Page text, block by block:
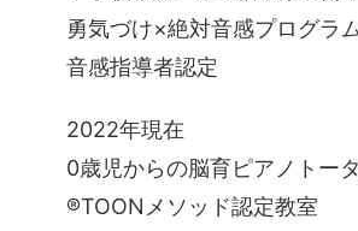
勇気づけ×絶対音感プログラ
音感指導者認定
2022年現在
0歳児からの脳育ピアノトー
®TOONメソッド認定教室